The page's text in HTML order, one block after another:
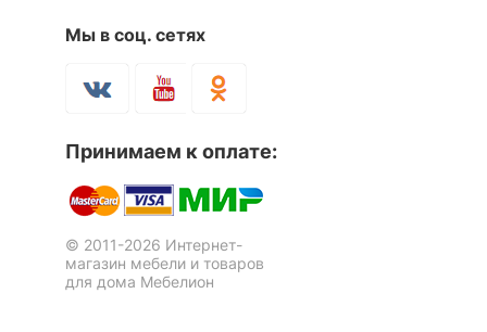
Мы в соц. сетях
Принимаем к оплате:
© 2011-2026 Интернет-
магазин мебели и товаров
для дома Мебелион